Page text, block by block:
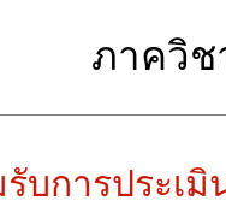
ภาควิช
การประเมิน